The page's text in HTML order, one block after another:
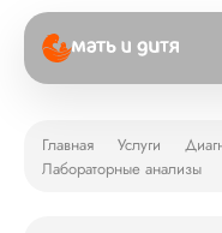
Главная Услуги
Лабораторные анализы